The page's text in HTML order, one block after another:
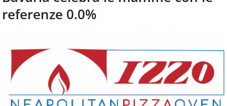
aggiornamenti
quotidiani
come
ospitalità,
ristorazione,
food
beverage,
CONTATTI
referenze 0.0%